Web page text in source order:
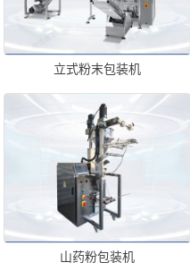
立式粉末包装机
山药粉包装机